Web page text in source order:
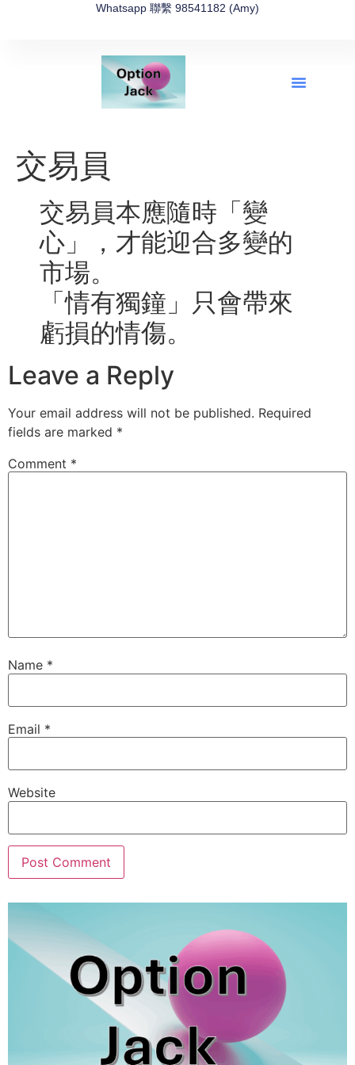
Whatsapp 聯繫 98541182 (Amy)
交易員
交易員本應隨時「變
心」，才能迎合多變的
市場。
「情有獨鐘」只會帶來
虧損的情傷。
Leave a Reply
Your email address will not be published. Required
fields are marked *
Comment *
Name *
Email *
Website